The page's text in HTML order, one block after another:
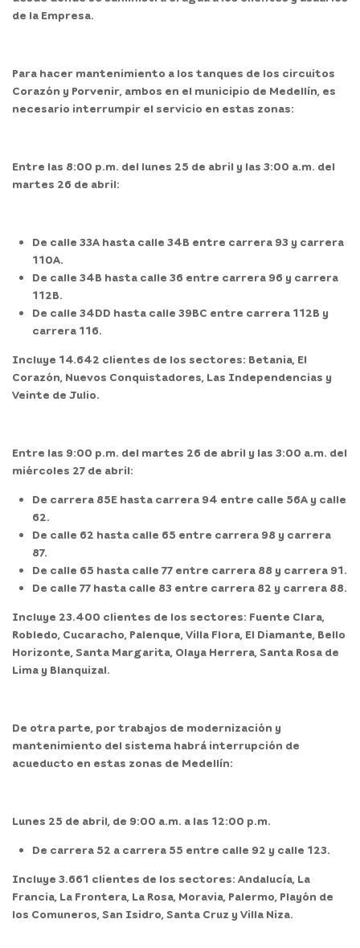
de la Empresa.
Para hacer mantenimiento a los tanques de los circuitos
Corazón y Porvenir, ambos en el municipio de Medellín, es
necesario interrumpir el servicio en estas zonas:
Entre las 8:00 p.m. del lunes 25 de abril y las 3:00 a.m. del
martes 26 de abril:
De calle 33A hasta calle 34B entre carrera 93 y carrera
110A.
De calle 34B hasta calle 36 entre carrera 96 y carrera
112B.
De calle 34DD hasta calle 39BC entre carrera 112B y
carrera 116.
Incluye 14.642 clientes de los sectores: Betania, El
Corazón, Nuevos Conquistadores, Las Independencias y
Veinte de Julio.
Entre las 9:00 p.m. del martes 26 de abril y las 3:00 a.m. del
miércoles 27 de abril:
De carrera 85E hasta carrera 94 entre calle 56A y calle
62.
De calle 62 hasta calle 65 entre carrera 98 y carrera
87.
De calle 65 hasta calle 77 entre carrera 88 y carrera 91.
De calle 77 hasta calle 83 entre carrera 82 y carrera 88.
Incluye 23.400 clientes de los sectores: Fuente Clara,
Robledo, Cucaracho, Palenque, Villa Flora, El Diamante, Bello
Horizonte, Santa Margarita, Olaya Herrera, Santa Rosa de
Lima y Blanquizal.
De otra parte, por trabajos de modernización y
mantenimiento del sistema habrá interrupción de
acueducto en estas zonas de Medellín:
Lunes 25 de abril, de 9:00 a.m. a las 12:00 p.m.
De carrera 52 a carrera 55 entre calle 92 y calle 123.
Incluye 3.661 clientes de los sectores: Andalucía, La
Francia, La Frontera, La Rosa, Moravia, Palermo, Playón de
los Comuneros, San Isidro, Santa Cruz y Villa Niza.